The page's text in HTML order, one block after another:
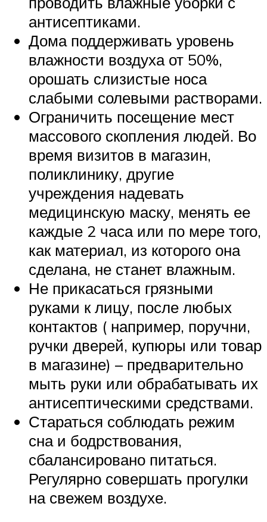
антисептиками.
Дома поддерживать уровень
влажности воздуха от 50%,
орошать слизистые носа
слабыми солевыми растворами.
Ограничить посещение мест
массового скопления людей. Во
время визитов в магазин,
поликлинику, другие
учреждения надевать
медицинскую маску, менять ее
каждые 2 часа или по мере того,
как материал, из которого она
сделана, не станет влажным.
Не прикасаться грязными
руками к лицу, после любых
контактов ( например, поручни,
ручки дверей, купюры или товар
в магазине) – предварительно
мыть руки или обрабатывать их
антисептическими средствами.
Стараться соблюдать режим
сна и бодрствования,
сбалансировано питаться.
Регулярно совершать прогулки
на свежем воздухе.